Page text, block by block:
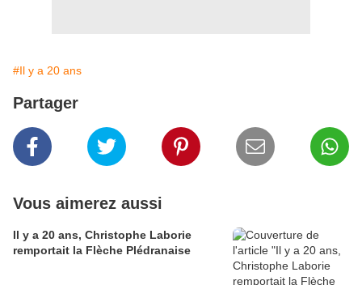
#Il y a 20 ans
Partager
Vous aimerez aussi
Il y a 20 ans, Christophe Laborie
remportait la Flèche Plédranaise